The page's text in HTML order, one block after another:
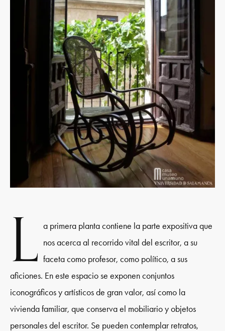
L a primera planta contiene la parte expositiva que
nos acerca al recorrido vital del escritor, a su
faceta como profesor, como político, a sus
aficiones. En este espacio se exponen conjuntos
iconográficos y artísticos de gran valor, así como la
vivienda familiar, que conserva el mobiliario y objetos
personales del escritor. Se pueden contemplar retratos,